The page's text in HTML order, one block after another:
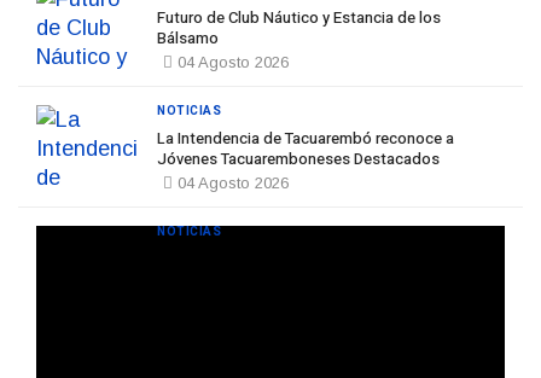
Futuro de Club Náutico y Estancia de los
Bálsamo
04 Agosto 2026
La Intendencia de Tacuarembó reconoce a
Jóvenes Tacuaremboneses Destacados
04 Agosto 2026
NOTICIAS
NOTICIAS